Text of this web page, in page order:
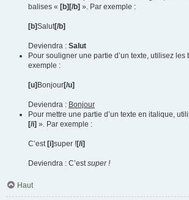
balises « [b][/b] ». Par exemple :
[b]Salut[/b]
Deviendra : Salut
Pour souligner une partie d’un texte, utilisez les
exemple :
[u]Bonjour[/u]
Deviendra : Bonjour
Pour mettre une partie d’un texte en italique,
[/i] ». Par exemple :
C’est [i]super ![/i]
Deviendra : C’est super !
Haut